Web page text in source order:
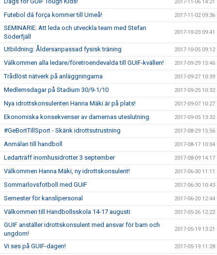
2017-11-06 14:21
Futebol dá força kommer till Umeå! 2017-11-02 09:36
SEMINARIE: Att leda och utveckla team med Stefan
Söderfjäll
2017-10-23 09:41
Utbildning: Åldersanpassad fysisk träning 2017-10-05 09:12
Välkommen alla ledare/företroendevalda till GUIF-kvällen! 2017-09-29 15:46
Trådlöst nätverk på anläggningarna 2017-09-27 10:39
Medlemsdagar på Stadium 30/9-1/10 2017-09-25 10:32
Nya idrottskonsulenten Hanna Mäki är på plats! 2017-09-07 10:27
Ekonomiska konsekvenser av damernas uteslutning 2017-09-05 13:32
#GeBortTillSport - Skänk idrottsutrustning 2017-08-29 15:56
Anmälan till handboll 2017-08-17 10:04
Ledarträff inomhusidrotter 3 september 2017-08-09 14:17
Välkommen Hanna Mäki, ny idrottskonsulent! 2017-06-30 11:11
Sommarlovsfotboll med GUIF 2017-06-30 10:43
Semester för kanslipersonal 2017-06-20 12:44
Välkommen till Handbollsskola 14-17 augusti 2017-05-26 12:22
GUIF anställer idrottskonsulent med ansvar för barn och
ungdom!
2017-05-19 13:21
Vi ses på GUIF-dagen! 2017-05-19 11:28